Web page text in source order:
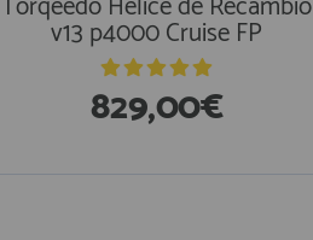
v13 p4000 Cruise FP
829,00€